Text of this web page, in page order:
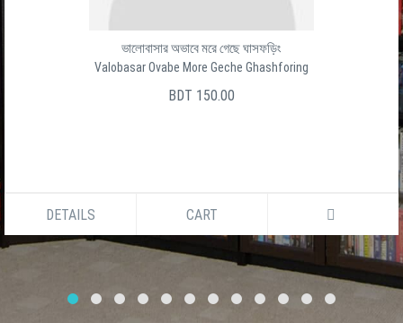
ভালোবাসার অভাবে মরে গেছে ঘাসফড়িং
Valobasar Ovabe More Geche Ghashforing
BDT 150.00
DETAILS CART